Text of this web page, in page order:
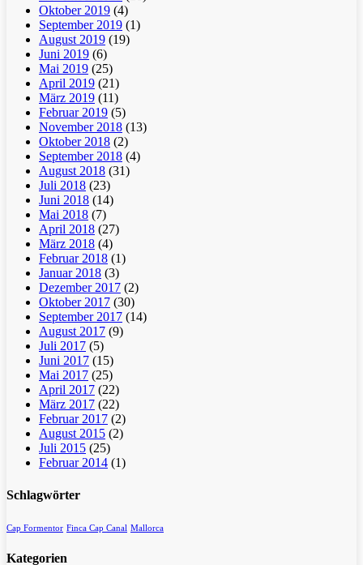
Oktober 2019 (4)
September 2019 (1)
August 2019 (19)
Juni 2019 (6)
Mai 2019 (25)
April 2019 (21)
März 2019 (11)
Februar 2019 (5)
November 2018 (13)
Oktober 2018 (2)
September 2018 (4)
August 2018 (31)
Juli 2018 (23)
Juni 2018 (14)
Mai 2018 (7)
April 2018 (27)
März 2018 (4)
Februar 2018 (1)
Januar 2018 (3)
Dezember 2017 (2)
Oktober 2017 (30)
September 2017 (14)
August 2017 (9)
Juli 2017 (5)
Juni 2017 (15)
Mai 2017 (25)
April 2017 (22)
März 2017 (22)
Februar 2017 (2)
August 2015 (2)
Juli 2015 (25)
Februar 2014 (1)
Schlagwörter
Cap Formentor Finca Cap Canal Mallorca
Kategorien